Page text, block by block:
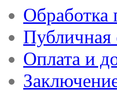
Обработка
Публичная
Оплата и